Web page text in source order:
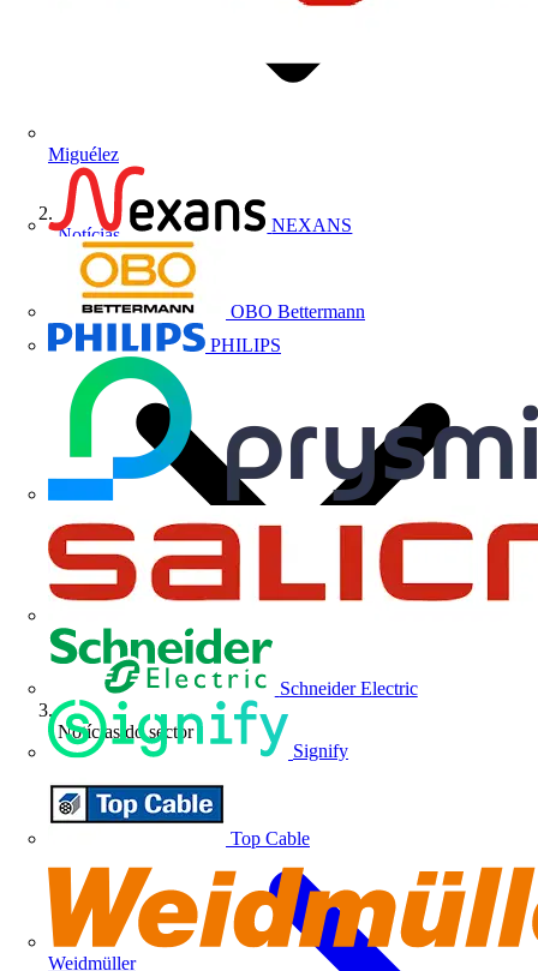
Miguélez
NEXANS
OBO Bettermann
PHILIPS
Schneider Electric
Signify
Top Cable
Weidmüller
Notícias
Notícias do sector